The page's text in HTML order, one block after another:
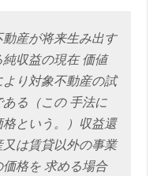
産が将来生み出す
収益の現在 価値
り対象不動産の試
る（この 手法に
という。）収益還
は賃貸以外の事業
格を 求める場合